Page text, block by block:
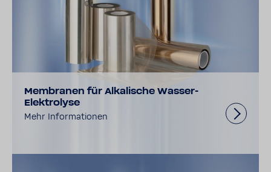
Membranen für Alkalische Wasser-
Elektrolyse
Mehr Informationen